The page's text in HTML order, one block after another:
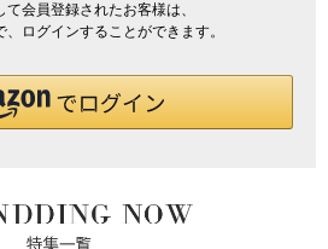
会員登録されたお客様は、
ログインすることができます。